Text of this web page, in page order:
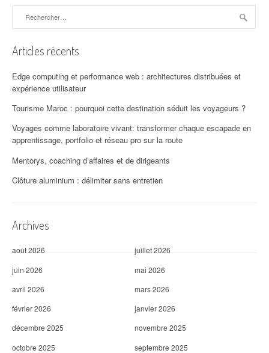
t
i
o
n
d
'
a
r
t
c
l
e
Articles récents
Edge computing et performance web : architectures distribuées et
expérience utilisateur
Tourisme Maroc : pourquoi cette destination séduit les voyageurs ?
Voyages comme laboratoire vivant: transformer chaque escapade en
apprentissage, portfolio et réseau pro sur la route
Mentorys, coaching d’affaires et de dirigeants
Clôture aluminium : délimiter sans entretien
Archives
août 2026
juillet 2026
juin 2026
mai 2026
avril 2026
mars 2026
février 2026
janvier 2026
décembre 2025
novembre 2025
octobre 2025
septembre 2025